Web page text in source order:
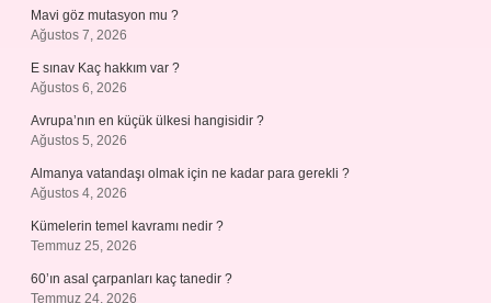
Mavi göz mutasyon mu ?
Ağustos 7, 2026
E sınav Kaç hakkım var ?
Ağustos 6, 2026
Avrupa’nın en küçük ülkesi hangisidir ?
Ağustos 5, 2026
Almanya vatandaşı olmak için ne kadar para gerekli ?
Ağustos 4, 2026
Kümelerin temel kavramı nedir ?
Temmuz 25, 2026
60’ın asal çarpanları kaç tanedir ?
Temmuz 24, 2026